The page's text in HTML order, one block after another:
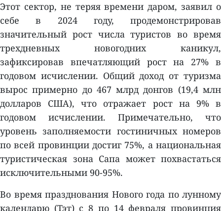
Этот сектор, не теряя времени даром, заявил о
себе в 2024 году, продемонстрировав
значительный рост числа туристов во время
трехдневных новогодних каникул,
зафиксировав впечатляющий рост на 27% в
годовом исчислении. Общий доход от туризма
вырос примерно до 467 млрд донгов (19,4 млн
долларов США), что отражает рост на 9% в
годовом исчислении. Примечательно, что
уровень заполняемости гостиничных номеров
по всей провинции достиг 75%, а национальная
туристическая зона Сапа может похвастаться
исключительными 90-95%.
Во время празднования Нового года по лунному
календарю (Тэт) с 8 по 14 февраля провинция